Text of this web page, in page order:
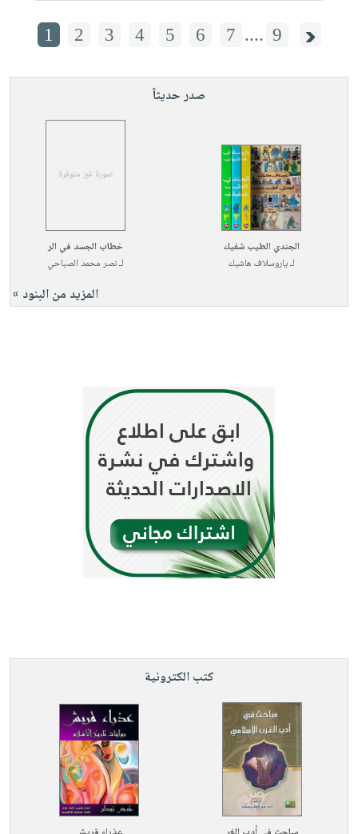
1 2 3 4 5 6 7 .... 9
صدر حديثاً
الجندي الطيب شفيك
لـياروسلاف هاشيك
خطاب الجسد في الر
لـنصر محمد الصباحي
المزيد من البنود »
كتب الكترونية